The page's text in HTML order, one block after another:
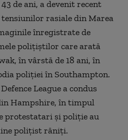
de ani, a devenit recent
rasiale din Marea
înregistrate de
poliţiştilor care arată
în vârstă de 18 ani, în
poliţiei în Southampton.
League a condus
Hampshire, în timpul
protestatari şi poliţie au
poliţist răniţi.